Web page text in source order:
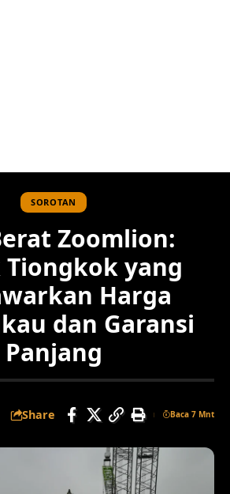
SOROTAN
Zoomlion:
Tiongkok yang
Harga
dan Garansi
Panjang
Share Baca 7 Mnt